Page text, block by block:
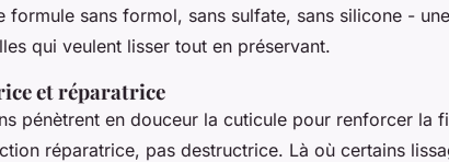
formule sans formol, sans sulfate, sans silicone -
qui veulent lisser tout en préservant.
et réparatrice
pénètrent en douceur la cuticule pour renforcer la
réparatrice, pas destructrice. Là où certains